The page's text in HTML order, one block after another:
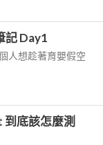
記 Day1
人想趁著育嬰假空
底該怎麼測